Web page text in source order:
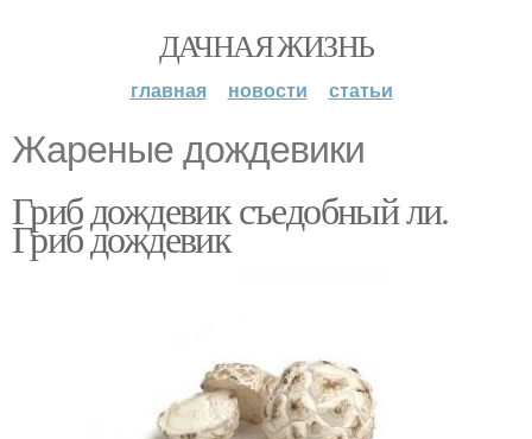
ДАЧНАЯ ЖИЗНЬ
главная новости статьи
Жареные дождевики
Гриб дождевик съедобный ли.
Гриб дождевик